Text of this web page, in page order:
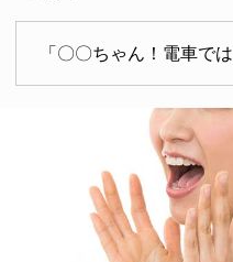
「〇〇ちゃん！電車では